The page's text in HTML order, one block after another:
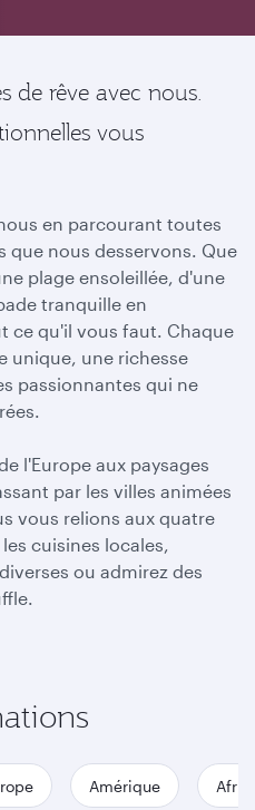
de rêve avec nous.
vous
en parcourant toutes
que nous desservons. Que
plage ensoleillée, d'une
tranquille en
ce qu'il vous faut. Chaque
unique, une richesse
passionnantes qui ne
l'Europe aux paysages
par les villes animées
vous relions aux quatre
cuisines locales,
ou admirez des
Amérique